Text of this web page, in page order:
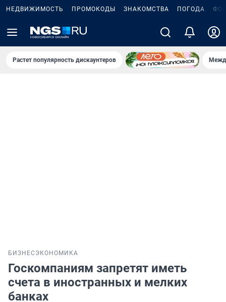
НЕДВИЖИМОСТЬ ПРОМОКОДЫ ЗНАКОМСТВА ПОГОДА
Растет популярность дискаунтеров
БИЗНЕС ЭКОНОМИКА
Госкомпаниям запретят иметь
счета в иностранных и мелких
банках